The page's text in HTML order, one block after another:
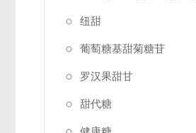
纽甜
葡萄糖基甜菊糖苷
罗汉果甜甘
甜代糖